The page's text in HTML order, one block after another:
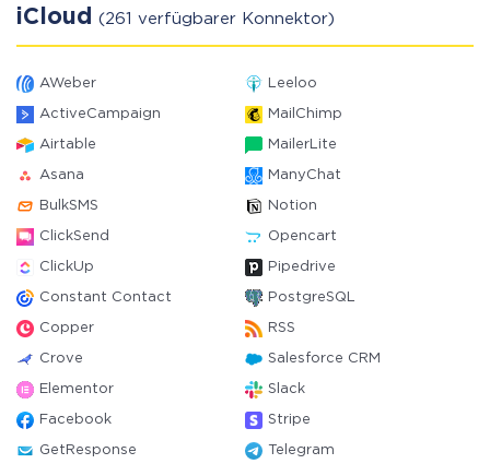
iCloud (261 verfügbarer Konnektor)
AWeber Leeloo
ActiveCampaign MailChimp
Airtable MailerLite
Asana ManyChat
BulkSMS Notion
ClickSend Opencart
ClickUp Pipedrive
Constant Contact PostgreSQL
Copper RSS
Crove Salesforce CRM
Elementor Slack
Facebook Stripe
GetResponse Telegram